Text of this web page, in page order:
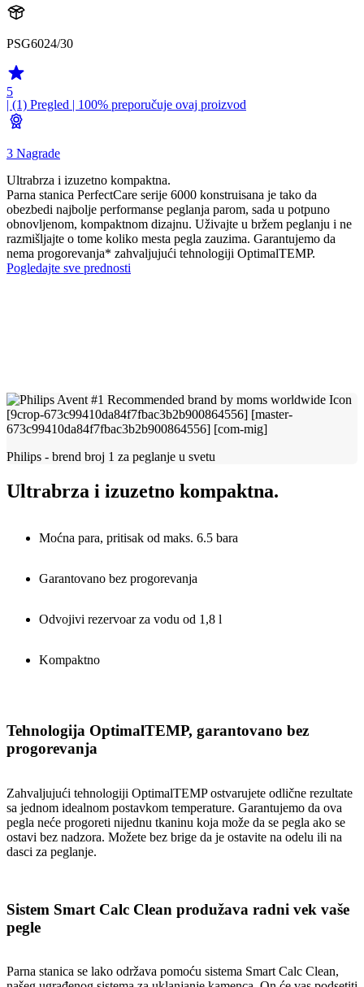
PSG6024/30
5
| (1) Pregled | 100% preporučuje ovaj proizvod
3 Nagrade
Ultrabrza i izuzetno kompaktna.
Parna stanica PerfectCare serije 6000 konstruisana je tako da
obezbedi najbolje performanse peglanja parom, sada u potpuno
obnovljenom, kompaktnom dizajnu. Uživajte u bržem peglanju i ne
razmišljajte o tome koliko mesta pegla zauzima. Garantujemo da
nema progorevanja* zahvaljujući tehnologiji OptimalTEMP.
Pogledajte sve prednosti
Philips - brend broj 1 za peglanje u svetu
Ultrabrza i izuzetno kompaktna.
Moćna para, pritisak od maks. 6.5 bara
Garantovano bez progorevanja
Odvojivi rezervoar za vodu od 1,8 l
Kompaktno
Tehnologija OptimalTEMP, garantovano bez
progorevanja
Zahvaljujući tehnologiji OptimalTEMP ostvarujete odlične rezultate
sa jednom idealnom postavkom temperature. Garantujemo da ova
pegla neće progoreti nijednu tkaninu koja može da se pegla ako se
ostavi bez nadzora. Možete bez brige da je ostavite na odelu ili na
dasci za peglanje.
Sistem Smart Calc Clean produžava radni vek vaše
pegle
Parna stanica se lako održava pomoću sistema Smart Calc Clean,